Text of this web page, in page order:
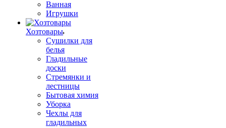
Ванная
Игрушки
Хозтовары
Сушилки для
белья
Гладильные
доски
Стремянки и
лестницы
Бытовая химия
Уборка
Чехлы для
гладильных